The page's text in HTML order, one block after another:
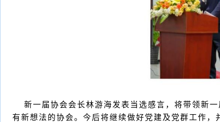
新一届协会会长林游海发表当选感言，将带领新一
有新想法的协会。今后将继续做好党建及党群工作